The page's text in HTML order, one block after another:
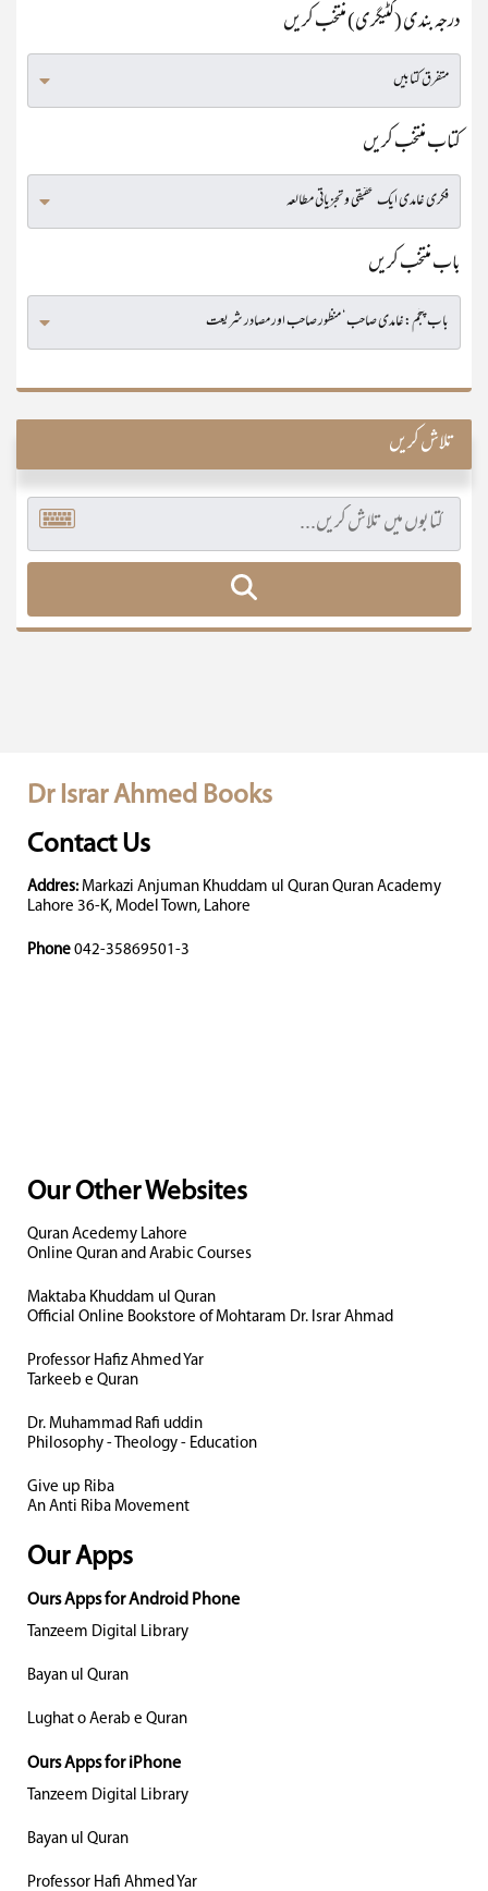
درجہ بندی (کٹیگری) منتخب کریں
کتاب منتخب کریں
باب منتخب کریں
تلاش کریں
Dr Israr Ahmed Books
Contact Us
Addres: Markazi Anjuman Khuddam ul Quran Quran Academy
Lahore 36-K, Model Town, Lahore
Phone 042-35869501-3
Our Other Websites
Quran Acedemy Lahore
Online Quran and Arabic Courses
Maktaba Khuddam ul Quran
Official Online Bookstore of Mohtaram Dr. Israr Ahmad
Professor Hafiz Ahmed Yar
Tarkeeb e Quran
Dr. Muhammad Rafi uddin
Philosophy - Theology - Education
Give up Riba
An Anti Riba Movement
Our Apps
Ours Apps for Android Phone
Tanzeem Digital Library
Bayan ul Quran
Lughat o Aerab e Quran
Ours Apps for iPhone
Tanzeem Digital Library
Bayan ul Quran
Professor Hafi Ahmed Yar